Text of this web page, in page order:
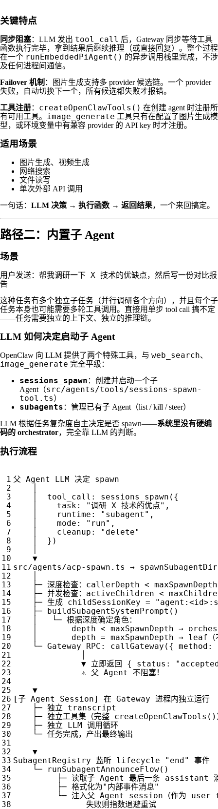
关键特点
同步阻塞：LLM 发出 tool_call 后，Gateway 同步等待工具
函数执行完毕，拿到结果后继续推理（或直接回复）。整个过程
在一个 runEmbeddedPiAgent() 的异步调用栈里完成，不涉
及任何进程间通信。
Failover 机制 ：图片生成支持多 provider 候选链。一个 provider
失败，自动切换下一个，所有候选都失败才报错。
工具注册： createOpenClawTools() 在创建 agent 时注册所
有可用工具。
image_generate 工具只有在配置了图片生成模
型，或环境变量中有兼容 provider 的 API key 时才注册。
适用场景
图片生成、视频生成
网络搜索
文件读写
单次外部 API 调用
一句话： LLM 决策 → 执行函数 → 返回结果，一个来回搞定。
路径二：内置子 Agent
场景
用户发送： 帮我调研一下 X 技术的优缺点，然后写一份对比报
告
这种任务有多个独立子任务（并行调研各个方向），并且每个子
任务本身也可能需要多轮工具调用。直接用单步 tool call 搞不定
——任务需要独立的上下文、独立的推理链。
LLM 如何决定启动子 Agent
OpenClaw 向 LLM 提供了两个特殊工具，与 web_search、
image_generate 完全平级：
sessions_spawn ：创建并启动一个子
Agent（src/agents/tools/sessions-spawn-
tool.ts）
subagents ：管理已有子 Agent（list / kill / steer）
LLM 根据任务复杂度自主决定是否 spawn——系统里没有硬编
码的 orchestrator，完全靠 LLM 的判断。
执行流程
父 Agent LLM 决定
spawn
tool_call : sessions_spawn ({
task : "调研 X 技术的优点" ,
runtime : "subagent" ,
mode : "run" ,
cleanup :
"delete"
})
▼
src/agents /acp- spawn . ts →
├─ 深度检查： callerDepth < maxSpawnDepth
├─ 并发检查： activeChildren <
├─ 生成 childSessionKey =
├─ buildSubagentSystemPrompt ()
└─ 根据深度确定角色：
depth < maxSpawnDepth →
depth = maxSpawnDepth → leaf
└─ Gateway RPC : callGateway ({ method :
▼ 立即返回 { status :
⚠️
父 Agent
不阻塞！
▼
[子 Agent Session] 在 Gateway 进程内独立运行
├─ 独立
transcript
├─ 独立工具集（完整 createOpenClawTools ()
├─ 独立 LLM 调用循环
└─ 任务完成，产出最终输出
▼
SubagentRegistry
监听 lifecycle "end"
事件
└─
runSubagentAnnounceFlow()
├─ 读取子 Agent 最后一条 assistant
├─ 格式化为"内部事件消息"
└─ 注入父 Agent session （作为 user
失败则指数退避重试